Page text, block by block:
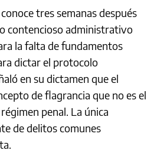
tres semanas después
contencioso administrativo
la falta de fundamentos
dictar el protocolo
en su dictamen que el
de flagrancia que no es el
penal. La única
de delitos comunes